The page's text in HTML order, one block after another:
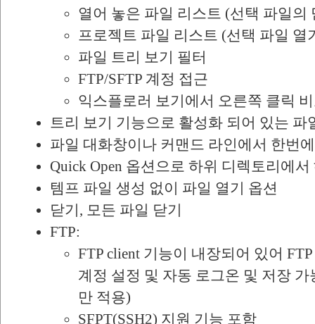
열어 놓은 파일 리스트 (선택 파일의
프로젝트 파일 리스트 (선택 파일 열
파일 트리 보기 필터
FTP/SFTP 계정 접근
익스플로러 보기에서 오른쪽 클릭
트리 보기 기능으로 활성화 되어 있는
파일 대화창이나 커맨드 라인에서 한번
Quick Open 옵션으로 하위 디렉토리에
템프 파일 생성 없이 파일 열기 옵션
닫기, 모든 파일 닫기
FTP:
FTP client 기능이 내장되어 있어
계정 설정 및 자동 로그온 및 저장
만 적용)
SFPT(SSH2) 지원 기능 포함